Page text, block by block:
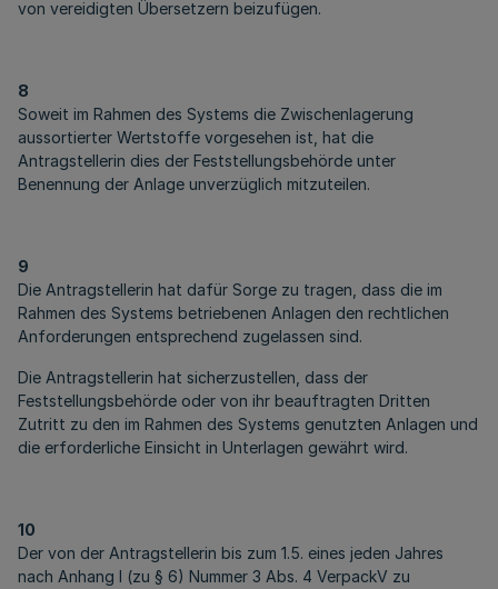
von vereidigten Übersetzern beizufügen.
8
Soweit im Rahmen des Systems die Zwischenlagerung
aussortierter Wertstoffe vorgesehen ist, hat die
Antragstellerin dies der Feststellungsbehörde unter
Benennung der Anlage unverzüglich mitzuteilen.
9
Die Antragstellerin hat dafür Sorge zu tragen, dass die im
Rahmen des Systems betriebenen Anlagen den rechtlichen
Anforderungen entsprechend zugelassen sind.
Die Antragstellerin hat sicherzustellen, dass der
Feststellungsbehörde oder von ihr beauftragten Dritten
Zutritt zu den im Rahmen des Systems genutzten Anlagen und
die erforderliche Einsicht in Unterlagen gewährt wird.
10
Der von der Antragstellerin bis zum 1.5. eines jeden Jahres
nach Anhang I (zu § 6) Nummer 3 Abs. 4 VerpackV zu